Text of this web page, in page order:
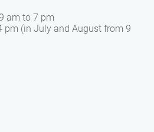
am to 7 pm
pm (in July and August from 9